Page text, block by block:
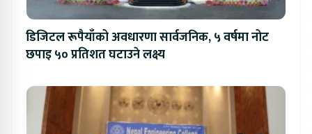
डिजिटल रूपैयाँको अवधारणा सार्वजनिक, ५ वर्षमा नोट
छपाइ ५० प्रतिशत घटाउने लक्ष्य